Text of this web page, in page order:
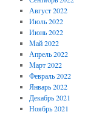
Август 2022
Июль 2022
Июнь 2022
Май 2022
Апрель 2022
Март 2022
Февраль 2022
Январь 2022
Декабрь 2021
Ноябрь 2021